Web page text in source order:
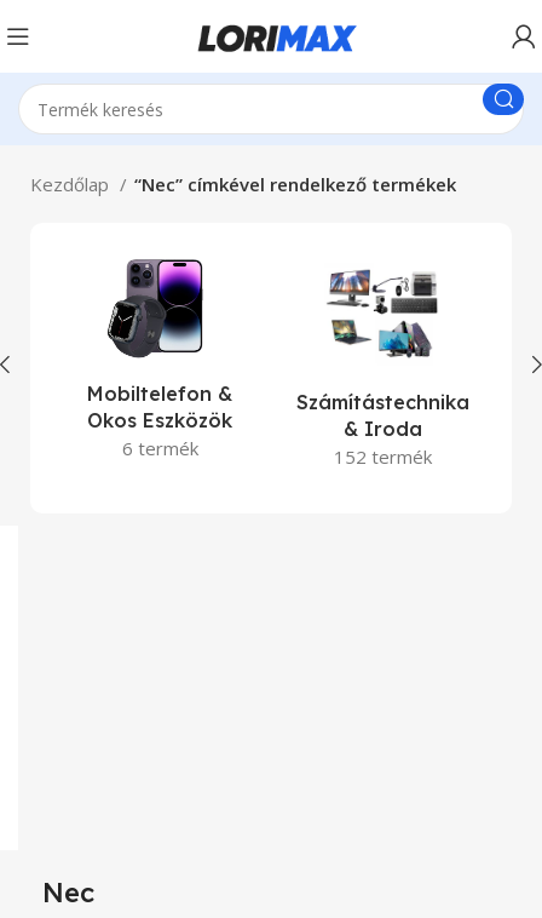
Kezdőlap “Nec” címkével rendelkező termékek
Mobiltelefon &
Okos Eszközök
6 termék
Számítástechnika
& Iroda
152 termék
Nec